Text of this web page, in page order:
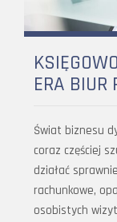
ERA BIUR
Świat biznesu
coraz częściej
działać
rachunkowe,
osobistych